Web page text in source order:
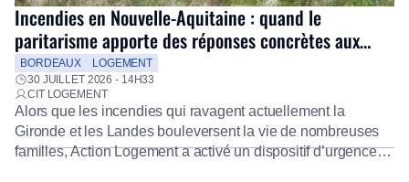
Incendies en Nouvelle-Aquitaine : quand le
paritarisme apporte des réponses concrètes aux
salariés
BORDEAUX
LOGEMENT
30 JUILLET 2026 - 14H33
CIT LOGEMENT
Alors que les incendies qui ravagent actuellement la
Gironde et les Landes bouleversent la vie de nombreuses
familles, Action Logement a activé un dispositif d’urgence